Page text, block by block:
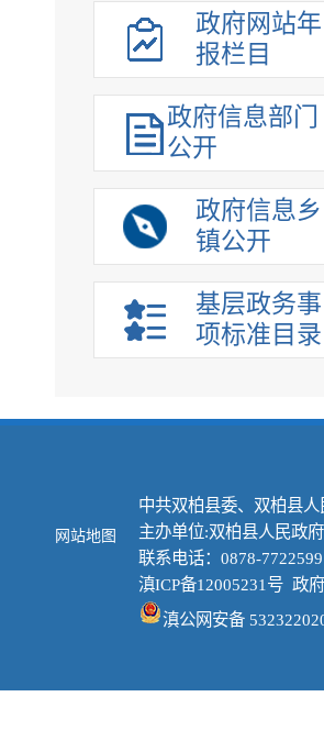
政府网站年
报栏目
政府信息部门
公开
政府信息乡
镇公开
基层政务事
项标准目录
网站地图
中共双柏县委、双柏县
主办单位:双柏县人民政
联系电话：0878-
滇ICP备12005231号 政
滇公网安备